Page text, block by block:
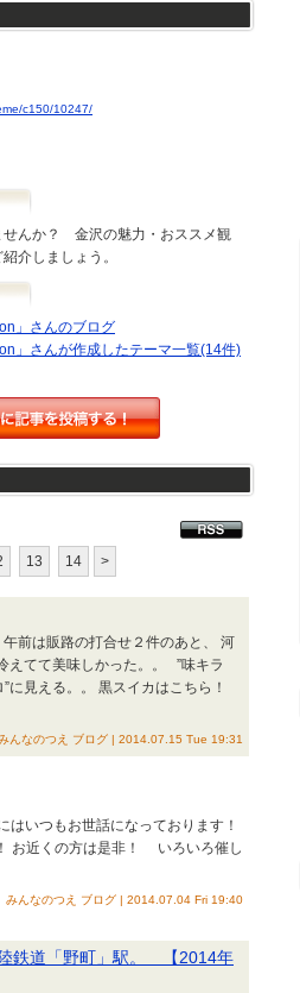
c150/10247/
せんか？ 金沢の魅力・おススメ観
介しましょう。
」さんのブログ
」さんが作成したテーマ一覧(14件)
13 14 >
前は販路の打合せ２件のあと、 河
えてて美味しかった。。 ”味キラ
に見える。。 黒スイカはこちら！
みんなのつえ ブログ | 2014.07.15 Tue 19:31
いつもお世話になっております！
お近くの方は是非！ いろいろ催し
みんなのつえ ブログ | 2014.07.04 Fri 19:40
鉄道「野町」駅。 【2014年